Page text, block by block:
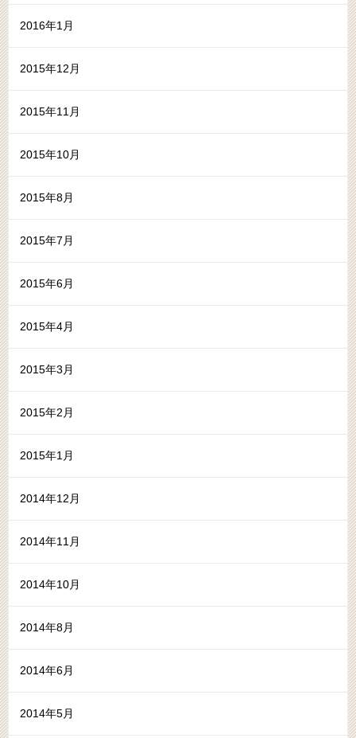
2016年1月
2015年12月
2015年11月
2015年10月
2015年8月
2015年7月
2015年6月
2015年4月
2015年3月
2015年2月
2015年1月
2014年12月
2014年11月
2014年10月
2014年8月
2014年6月
2014年5月